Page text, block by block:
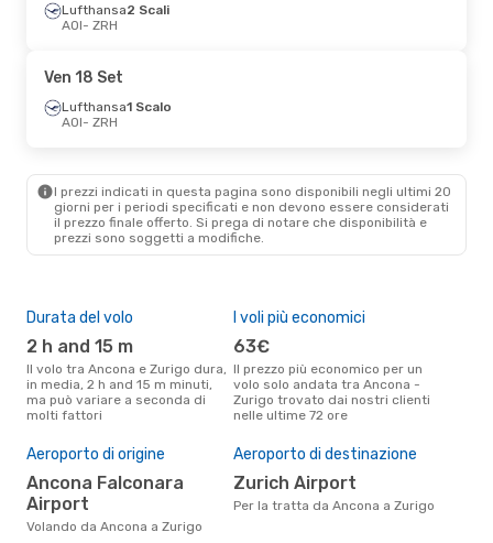
Lufthansa
AOI- ZRH
Lufthansa1 Scalo
ZRH
- AOI
Gio 3 Set- Dom 6 Set
Volotea 2 Scali
AOI - ZRH
Swiss International Air Lines
1 Scalo
ZRH- AOI
Lufthansa2 Scali
AOI- ZRH
Ven 18 Set
Lufthansa1 Scalo
AOI- ZRH
I prezzi indicati in questa pagina sono disponibili negli ultimi 20
giorni per i periodi specificati e non devono essere considerati
il ​​prezzo finale offerto. Si prega di notare che disponibilità e
prezzi sono soggetti a modifiche.
Durata del volo
2 h and 15 m
Il volo tra Ancona e Zurigo dura,
in media, 2 h and 15 m minuti,
ma può variare a seconda di
molti fattori
I voli più economici
63€
Il prezzo più economico per un
volo solo andata tra Ancona -
Zurigo trovato dai nostri clienti
nelle ultime 72 ore
Aeroporto di origine
Ancona Falconara
Airport
Volando da Ancona a Zurigo
Aeroporto di destinazione
Zurich Airport
Per la tratta da Ancona a Zurigo